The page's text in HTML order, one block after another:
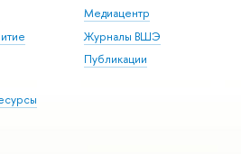
Медиацентр
Журналы ВШЭ
Публикации